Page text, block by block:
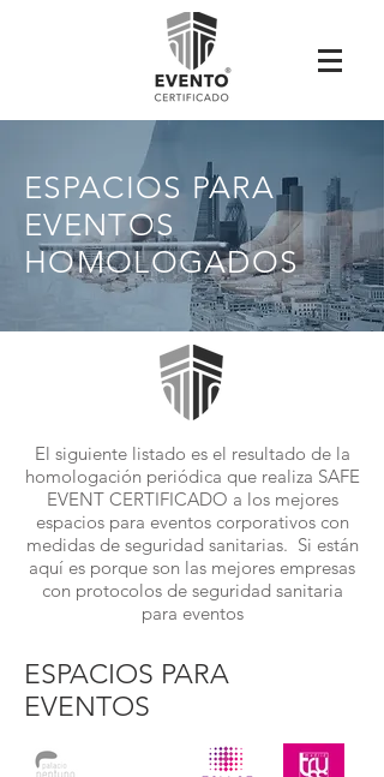
ESPACIOS PARA
EVENTOS
HOMOLOGADOS
El siguiente listado es el resultado de la
homologación periódica que realiza SAFE
EVENT CERTIFICADO a los mejores
espacios para eventos corporativos con
medidas de seguridad sanitarias. Si están
aquí es porque son las mejores empresas
con protocolos de seguridad sanitaria
para eventos
ESPACIOS PARA
EVENTOS